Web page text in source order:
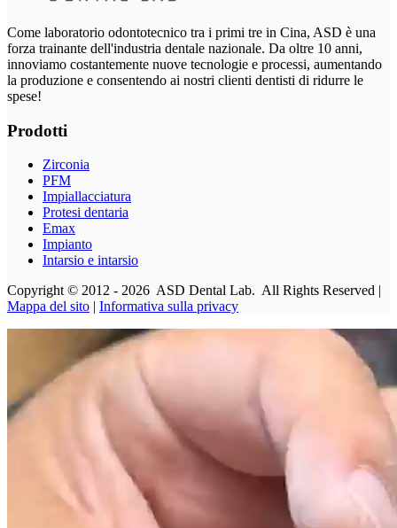
Come laboratorio odontotecnico tra i primi tre in Cina, ASD è una
forza trainante dell'industria dentale nazionale. Da oltre 10 anni,
innoviamo costantemente nuove tecnologie e processi, aumentando
la produzione e consentendo ai nostri clienti dentisti di ridurre le
spese!
Prodotti
Zirconia
PFM
Impiallacciatura
Protesi dentaria
Emax
Impianto
Intarsio e intarsio
Copyright © 2012 - 2026 ASD Dental Lab. All Rights Reserved |
Mappa del sito | Informativa sulla privacy